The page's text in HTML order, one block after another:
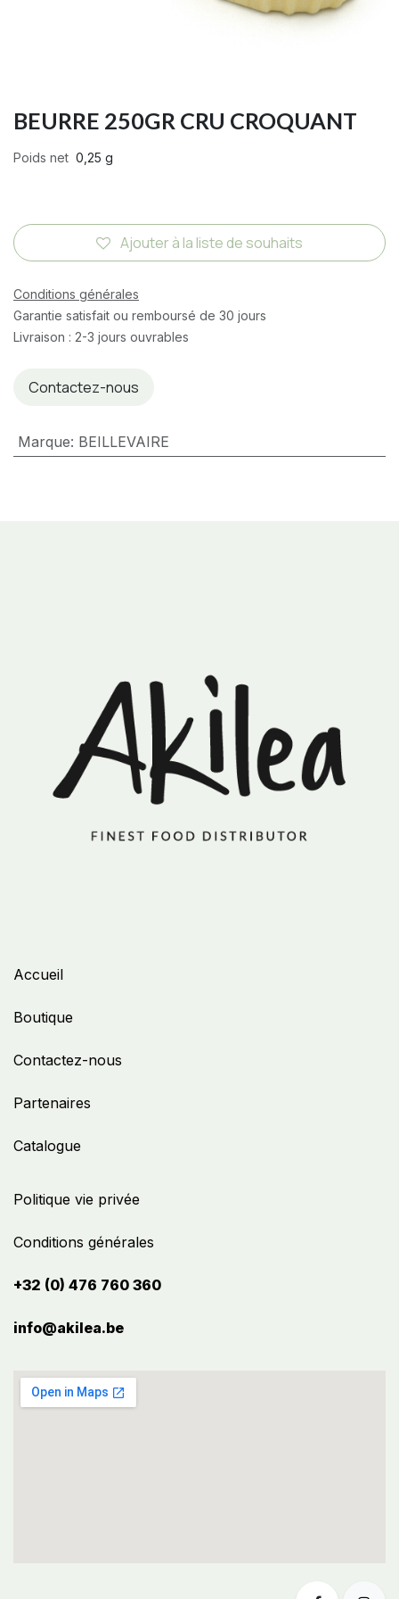
BEURRE 250GR CRU CROQUANT
Poids net 0,25 g
Ajouter à la liste de souhaits
Conditions générales
Garantie satisfait ou remboursé de 30 jours
Livraison : 2-3 jours ouvrables
Contactez-nous
Marque: BEILLEVAIRE
Politique vie privée
Conditions générales
+32 (0) 476 760 360
info@akilea.be​
Accueil
Boutique
Contactez-nous
Partenaires
Catalogue